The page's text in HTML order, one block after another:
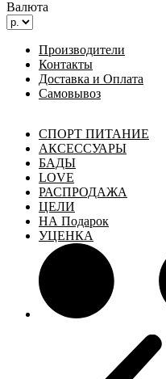
Валюта
Производители
Контакты
Доставка и Оплата
Самовывоз
СПОРТ ПИТАНИЕ
АКСЕССУАРЫ
БАДЫ
LOVE
РАСПРОДАЖА
ЦЕЛИ
НА Подарок
УЦЕНКА